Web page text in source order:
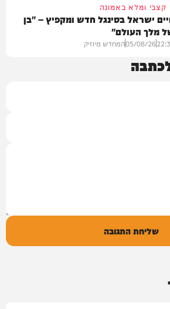
קצבי ומלא באמונה
ישראל בסינגל חדש ומקפיץ – "בן
מלך העולם"
05/08/26המחדש מיוזיק
שליחת התגובה